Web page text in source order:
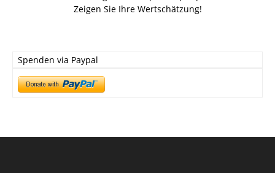
Zeigen Sie Ihre Wertschätzung!
Spenden via Paypal